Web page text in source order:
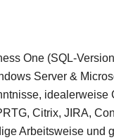
One (SQL-
Server &
idealerweise
Citrix, JIRA,
Arbeitsweise und